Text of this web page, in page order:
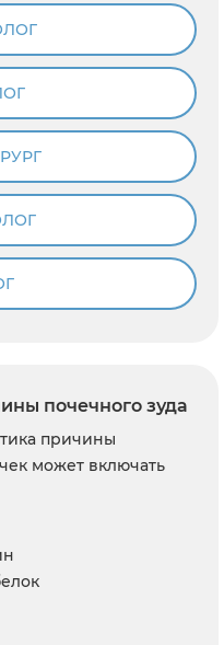
почечного зуда
причины
может включать